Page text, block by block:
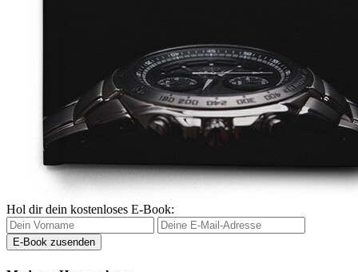
Hol dir dein kostenloses E-Book: